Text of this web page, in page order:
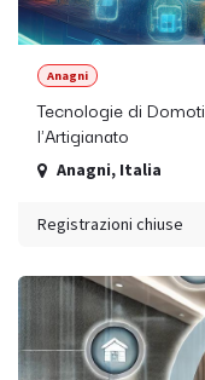
Anagni
Tecnologie di
l'Artigianato
Anagni, Italia
Registrazioni chiuse